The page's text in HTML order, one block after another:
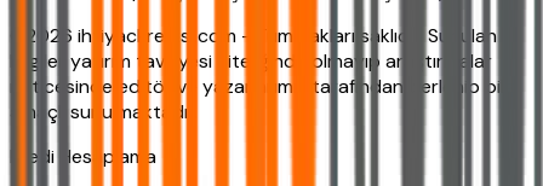
©2026 ihtiyackredisi.com - Tüm hakları saklıdır. Sunulan
bilgiler yatırım tavsiyesi niteliğinde olmayıp araştırmalar
neticesinde editör ve yazarlarımız tarafından derlenip bilgi
amaçlı sunulmaktadır.
Kredi Hesaplama